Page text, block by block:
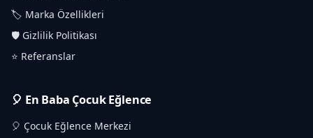
🏷️ Marka Özellikleri
🛡️ Gizlilik Politikası
⭐ Referanslar
🎈 En Baba Çocuk Eğlence
🎈 Çocuk Eğlence Merkezi